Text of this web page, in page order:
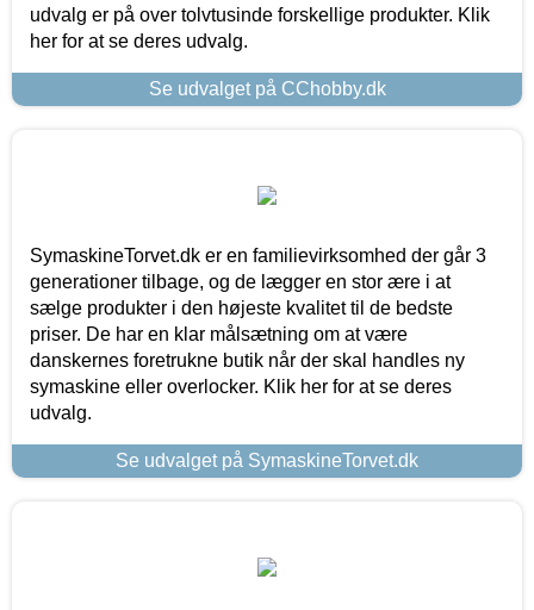
udvalg er på over tolvtusinde forskellige produkter. Klik
her for at se deres udvalg.
Se udvalget på CChobby.dk
SymaskineTorvet.dk er en familievirksomhed der går 3
generationer tilbage, og de lægger en stor ære i at
sælge produkter i den højeste kvalitet til de bedste
priser. De har en klar målsætning om at være
danskernes foretrukne butik når der skal handles ny
symaskine eller overlocker. Klik her for at se deres
udvalg.
Se udvalget på SymaskineTorvet.dk